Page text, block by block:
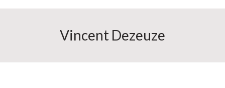
Vincent Dezeuze